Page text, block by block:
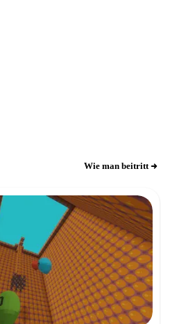
Wie man beitritt